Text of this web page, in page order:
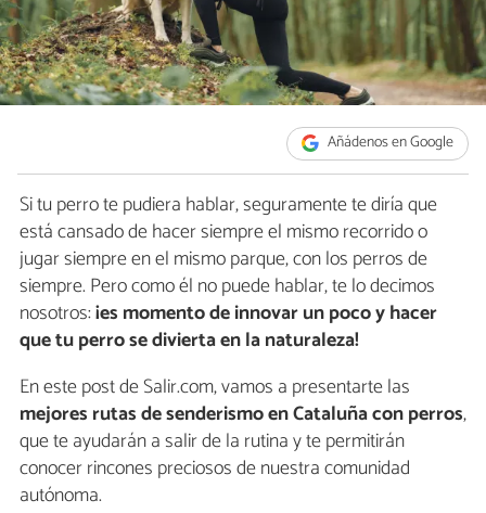
Añádenos en Google
Si tu perro te pudiera hablar, seguramente te diría que
está cansado de hacer siempre el mismo recorrido o
jugar siempre en el mismo parque, con los perros de
siempre. Pero como él no puede hablar, te lo decimos
nosotros:¡es momento de innovar un poco y hacer
que tu perro se divierta en la naturaleza!
En este post de Salir.com, vamos a presentarte las
mejores rutas de senderismo en Cataluña con perros,
que te ayudarán a salir de la rutina y te permitirán
conocer rincones preciosos de nuestra comunidad
autónoma.